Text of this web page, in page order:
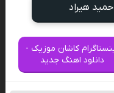
هیراد
کاشان موزیک -
دانلود اهنگ جدید